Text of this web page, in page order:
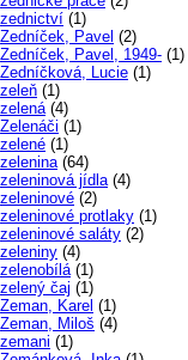
zednictví (1)
Zedníček, Pavel (2)
Zedníček, Pavel, 1949- (1)
Zedníčková, Lucie (1)
zeleň (1)
zelená(4)
Zelenáči (1)
zelené (1)
zelenina(64)
zeleninová jídla(4)
zeleninové (2)
zeleninové protlaky (1)
zeleninové saláty (2)
zeleniny (4)
zelenobílá(1)
zelený čaj (1)
Zeman, Karel (1)
Zeman, Miloš (4)
zemani (1)